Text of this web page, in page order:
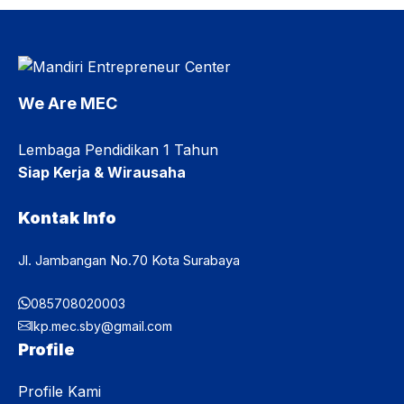
Kewajiban Istri Dalam Islam? Sebagai istri, seorang
We Are MEC
Lembaga Pendidikan 1 Tahun
Siap Kerja & Wirausaha
Kontak Info
Jl. Jambangan No.70 Kota Surabaya
085708020003
lkp.mec.sby@gmail.com
Profile
Profile Kami